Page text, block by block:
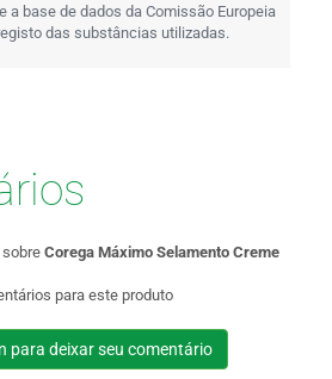
a base de dados da Comissão Europeia
das substâncias utilizadas.
Corega Máximo Selamento Creme
para este produto
para deixar seu comentário